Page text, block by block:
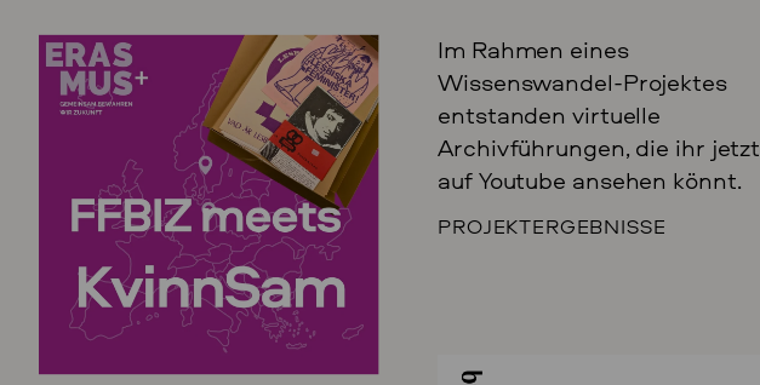
PROJEKTERGEBNISSE
Im Rahmen eines
Wissenswandel-Projektes
entstanden virtuelle
Archivführungen, die ihr jetzt
auf Youtube ansehen könnt.